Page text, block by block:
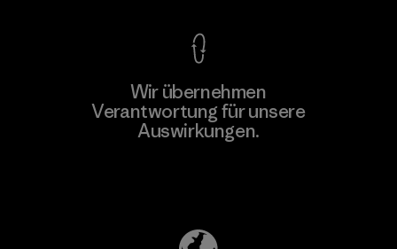
Wir übernehmen
Verantwortung für unsere
Auswirkungen.